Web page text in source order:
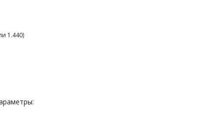
1.440)